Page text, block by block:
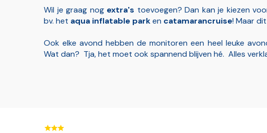
Wil je graag nog extra's toevoegen? Dan kan je kiezen
bv. het aqua inflatable parken catamarancruise! Maar
Ook elke avond hebben de monitoren een heel leuke
Wat dan? Tja, het moet ook spannend blijven hé. Alles